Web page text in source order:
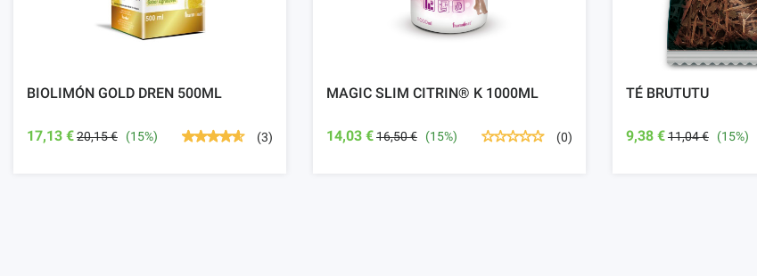
BIOLIMÓN GOLD DREN 500ML
17,13 €20,15 € (15%) (3)
MAGIC SLIM CITRIN® K 1000ML
14,03 €16,50 € (15%) (0)
TÉ BRUTUTU
9,38 €11,04 € (15%)